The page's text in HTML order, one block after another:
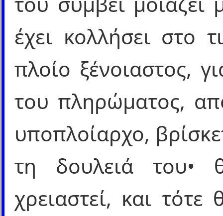
έχει κολλήσει στο
πλοίο ξένοιαστος,
του πληρώματος,
υποπλοίαρχο,
τη δουλειά του•
χρειαστεί, και